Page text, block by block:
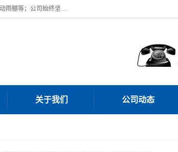
广东鼎新钢结构工程有限公司是一家制作大型电动雨棚厂家;主营：电动推拉雨棚、厂房过道雨棚、电动伸缩雨棚、停车棚、移动雨棚等；公司始终坚持结构创新,品质优越,美观形象,且售后服务好。公司充分吸纳当今休闲用品的前端技术和风格,为您带来质价相宜,时尚典雅的各种户外用品,
关于我们 公司动态